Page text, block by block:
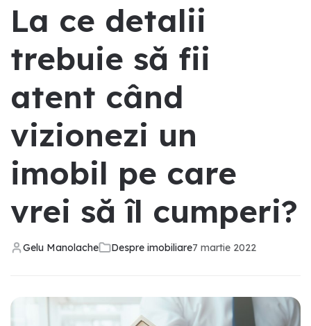
La ce detalii
trebuie să fii
atent când
vizionezi un
imobil pe care
vrei să îl cumperi?
Gelu Manolache Despre imobiliare7 martie 2022